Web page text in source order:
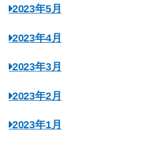
2023年5月
2023年4月
2023年3月
2023年2月
2023年1月